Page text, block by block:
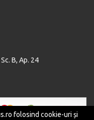
folosind cookie-uri și
B, Ap. 24